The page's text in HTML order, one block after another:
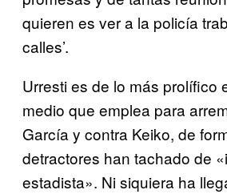
quieren es ver a la policía
calles’.
Urresti es de lo más prolífico
medio que emplea para
García y contra Keiko, de
detractores han tachado de
estadista». Ni siquiera ha